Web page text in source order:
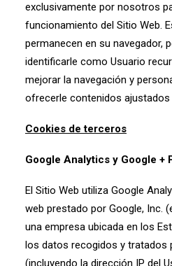
exclusivamente por nosotros
funcionamiento del Sitio Web.
permanecen en su navegador,
identificarle como Usuario
mejorar la navegación y
ofrecerle contenidos
Cookies de terceros
Google Analytics y Google +
El Sitio Web utiliza Google
web prestado por Google, Inc.
una empresa ubicada en los
los datos recogidos y tratados
(incluyendo la dirección IP del